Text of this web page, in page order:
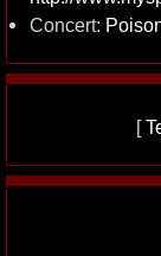
Concert:
[